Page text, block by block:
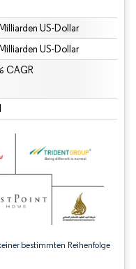
US-Dollar
US-Dollar
CAGR
bestimmten Reihenfolge
erfordert Namensnennung